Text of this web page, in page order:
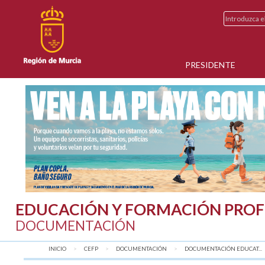
PRESIDENTE
EDUCACIÓN Y FORMACIÓN
DOCUMENTACIÓN
INICIO CEFP DOCUMENTACIÓN DOCUMENTACIÓN EDUCAT...